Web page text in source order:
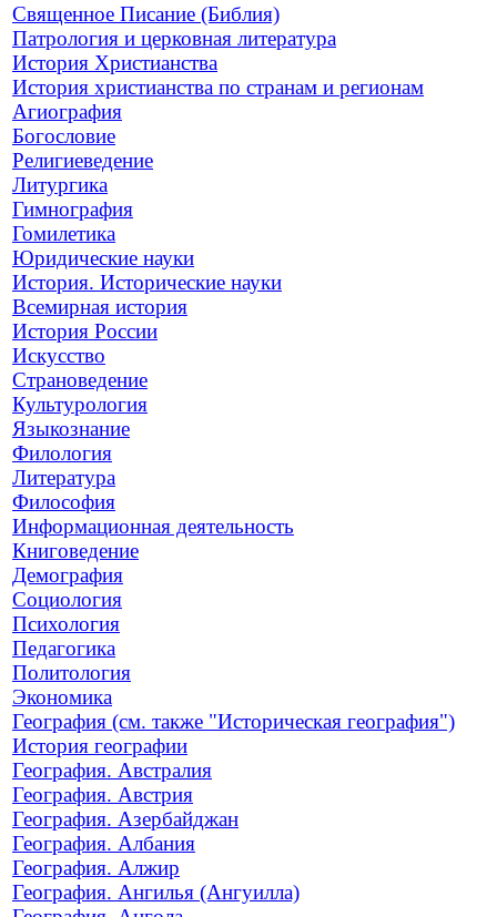
Священное Писание (Библия)
Патрология и церковная литература
История Христианства
История христианства по странам и регионам
Агиография
Богословие
Религиеведение
Литургика
Гимнография
Гомилетика
Юридические науки
История. Исторические науки
Всемирная история
История России
Искусство
Страноведение
Культурология
Языкознание
Филология
Литература
Философия
Информационная деятельность
Книговедение
Демография
Социология
Психология
Педагогика
Политология
Экономика
География (см. также "Историческая география")
История географии
География. Австралия
География. Австрия
География. Азербайджан
География. Албания
География. Алжир
География. Ангилья (Ангуилла)